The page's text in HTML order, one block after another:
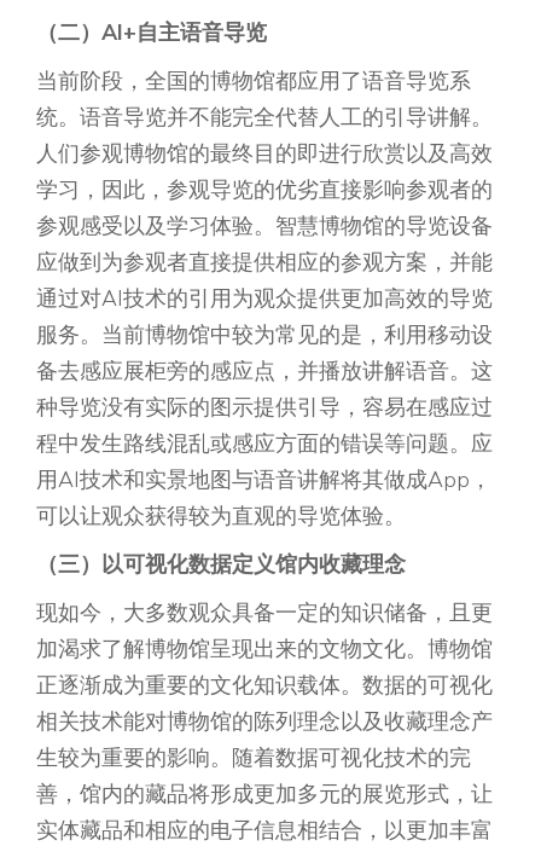
（二）AI+自主语音导览
当前阶段，全国的博物馆都应用了语音导览系
统。语音导览并不能完全代替人工的引导讲解。
人们参观博物馆的最终目的即进行欣赏以及高效
学习，因此，参观导览的优劣直接影响参观者的
参观感受以及学习体验。智慧博物馆的导览设备
应做到为参观者直接提供相应的参观方案，并能
通过对AI技术的引用为观众提供更加高效的导览
服务。当前博物馆中较为常见的是，利用移动设
备去感应展柜旁的感应点，并播放讲解语音。这
种导览没有实际的图示提供引导，容易在感应过
程中发生路线混乱或感应方面的错误等问题。应
用AI技术和实景地图与语音讲解将其做成App，
可以让观众获得较为直观的导览体验。
（三）以可视化数据定义馆内收藏理念
现如今，大多数观众具备一定的知识储备，且更
加渴求了解博物馆呈现出来的文物文化。博物馆
正逐渐成为重要的文化知识载体。数据的可视化
相关技术能对博物馆的陈列理念以及收藏理念产
生较为重要的影响。随着数据可视化技术的完
善，馆内的藏品将形成更加多元的展览形式，让
实体藏品和相应的电子信息相结合，以更加丰富